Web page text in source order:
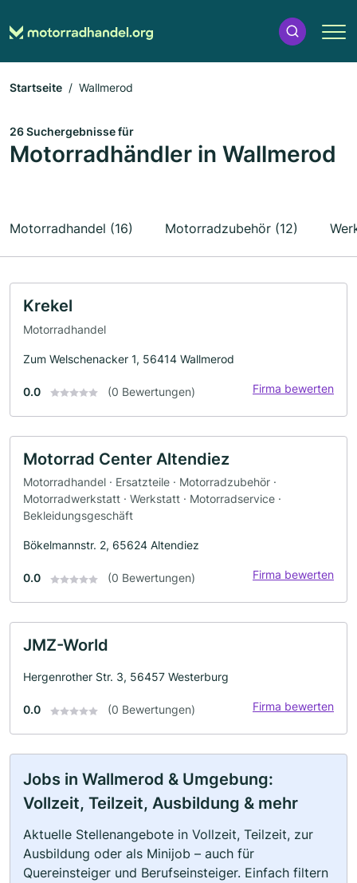
Startseite Wallmerod
26 Suchergebnisse für
Motorradhändler in Wallmerod
Motorradhandel (16) Motorradzubehör (12)
Krekel
Motorradhandel
Zum Welschenacker 1, 56414 Wallmerod
0.0 (0 Bewertungen) Firma bewerten
Motorrad Center Altendiez
Motorradhandel · Ersatzteile · Motorradzubehör ·
Motorradwerkstatt · Werkstatt · Motorradservice ·
Bekleidungsgeschäft
Bökelmannstr. 2, 65624 Altendiez
0.0 (0 Bewertungen) Firma bewerten
JMZ-World
Hergenrother Str. 3, 56457 Westerburg
0.0 (0 Bewertungen) Firma bewerten
Jobs in Wallmerod & Umgebung:
Vollzeit, Teilzeit, Ausbildung & mehr
Aktuelle Stellenangebote in Vollzeit, Teilzeit, zur
Ausbildung oder als Minijob – auch für
Quereinsteiger und Berufseinsteiger. Einfach filtern